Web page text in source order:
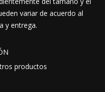
variar de acuerdo al
y entrega.
productos